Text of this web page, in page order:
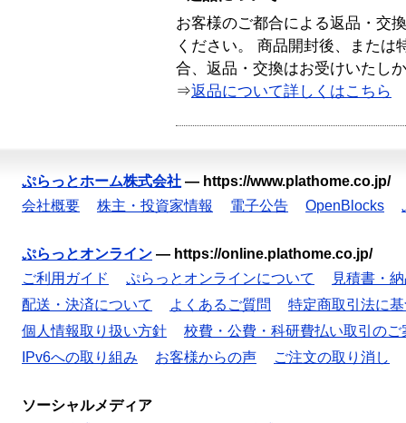
お客様のご都合による返品・交
ください。 商品開封後、または
合、返品・交換はお受けいたし
⇒返品について詳しくはこちら
ぷらっとホーム株式会社 — https://www.plathome.co.jp/
会社概要
株主・投資家情報 電子公告 OpenBlocks
ぷらっとオンライン — https://online.plathome.co.jp/
ご利用ガイド
ぷらっとオンラインについて
見積書・
配送・決済について
よくあるご質問
特定商取引法に
個人情報取り扱い方針
校費・公費・科研費払い取引のご
IPv6への取り組み
お客様からの声 ご注文の取り消し
ソーシャルメディア